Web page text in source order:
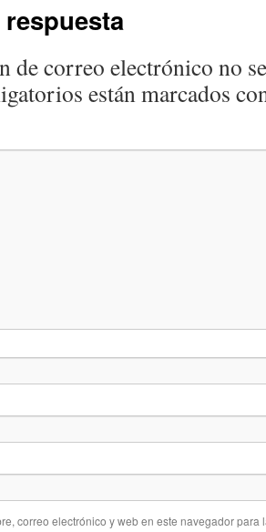
de correo electrónico no
están marcados
correo electrónico y web en este navegador para